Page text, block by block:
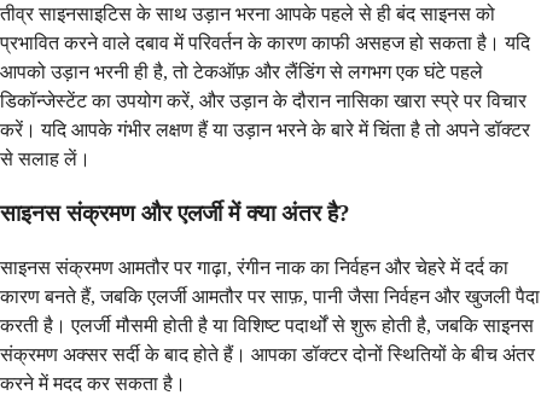
तीव्र साइनसाइटिस के साथ उड़ान भरना आपके पहले से ही बंद साइनस को
प्रभावित करने वाले दबाव में परिवर्तन के कारण काफी असहज हो सकता है। यदि
आपको उड़ान भरनी ही है, तो टेकऑफ़ और लैंडिंग से लगभग एक घंटे पहले
डिकॉन्जेस्टेंट का उपयोग करें, और उड़ान के दौरान नासिका खारा स्प्रे पर विचार
करें। यदि आपके गंभीर लक्षण हैं या उड़ान भरने के बारे में चिंता है तो अपने डॉक्टर
से सलाह लें।
साइनस संक्रमण और एलर्जी में क्या अंतर है?
साइनस संक्रमण आमतौर पर गाढ़ा, रंगीन नाक का निर्वहन और चेहरे में दर्द का
कारण बनते हैं, जबकि एलर्जी आमतौर पर साफ़, पानी जैसा निर्वहन और खुजली पैदा
करती है। एलर्जी मौसमी होती है या विशिष्ट पदार्थों से शुरू होती है, जबकि साइनस
संक्रमण अक्सर सर्दी के बाद होते हैं। आपका डॉक्टर दोनों स्थितियों के बीच अंतर
करने में मदद कर सकता है।